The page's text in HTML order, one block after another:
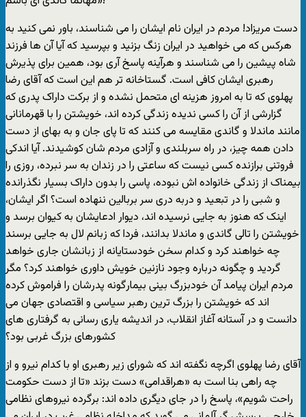
دست مريزاد! مردم در ايران نام ايشان را می شناسند، باور نمی کنيد به
هرکس که می خواهيد در ايران زنگ بزنيد و بپرسيد که آيا آن ها فرزند
شاه پيشين را می شناسند و هرآينه پاسخ آری بود، همين برای پذيرش
رهبری ايشان کافی است. گستاخانه تر هم اين است که آقای رضا
پهلوی که تا به امروز هزينه ای متحمل نشده و از برکت داراک پدری که
گزارشی از آن را کسی نديده زندگی کرده اند، خويشتن را با قهرمانانی
مانند ماندلا و گاندی مقايسه می کنند که تا پای جان و به بهای از دست
دادن همه چيز، در راه سربلندی و آزادی مردم شان کوشيدند. آيا اندکی
فروتنی برازنده کسی نيست که ساعتی را در زندان به سر نبرده، روزی را
بيمناک از زندگی خانواده اش نبوده، پاسی را بدون داراک بسيار نگذرانده
و شبی را در تبعيد و دربه دری سر بربالين ننهاده است؟ اگر ايشان،
اينک که هنوز به جايی نرسيده اند، ديوار ادعايشان به کيوان برسد و
خويشتن را تالی گاندی و ماندلا بدانند، فردا که زبانم لال به جايی برسند
چه خواهند کرد و کدام سخن خودستايانه از زبانشان جاری خواهد
گرديد و چگونه درباره وجود نازنين خويش داوری خواهند کرد؟ مگر
مردم ايران پيامد آن خودبزرگ بينی بيمارگونه پدرشان را فراموش کرده
اند که خويشتن را بزرگ ترين رهبر سياسی و اقتصادی جهان می
دانست و در آستانه آغاز انقلاب، در انديشه ياری رسانی به گرفتاری های
کشورهای بزرگ غربی بود؟
آقای رضا پهلوی اگرچه نگفته اند که شورای زير رهبری او با کدام نيرو و از
چه راهی بنا است به «هراقدامی» دست بزند «تا از دست حکومت
راحت شويم»، پاسخ را در جای ديگری داده اند: برگرده نيروهای نظامی